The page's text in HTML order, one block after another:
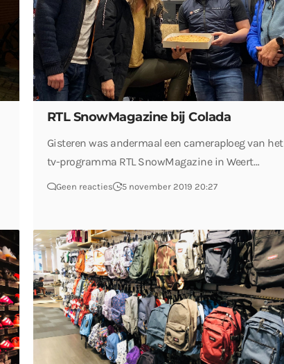
RTL SnowMagazine bij Colada
Gisteren was andermaal een cameraploeg van het
tv-programma RTL SnowMagazine in Weert…
Geen reacties 5 november 2019 20:27